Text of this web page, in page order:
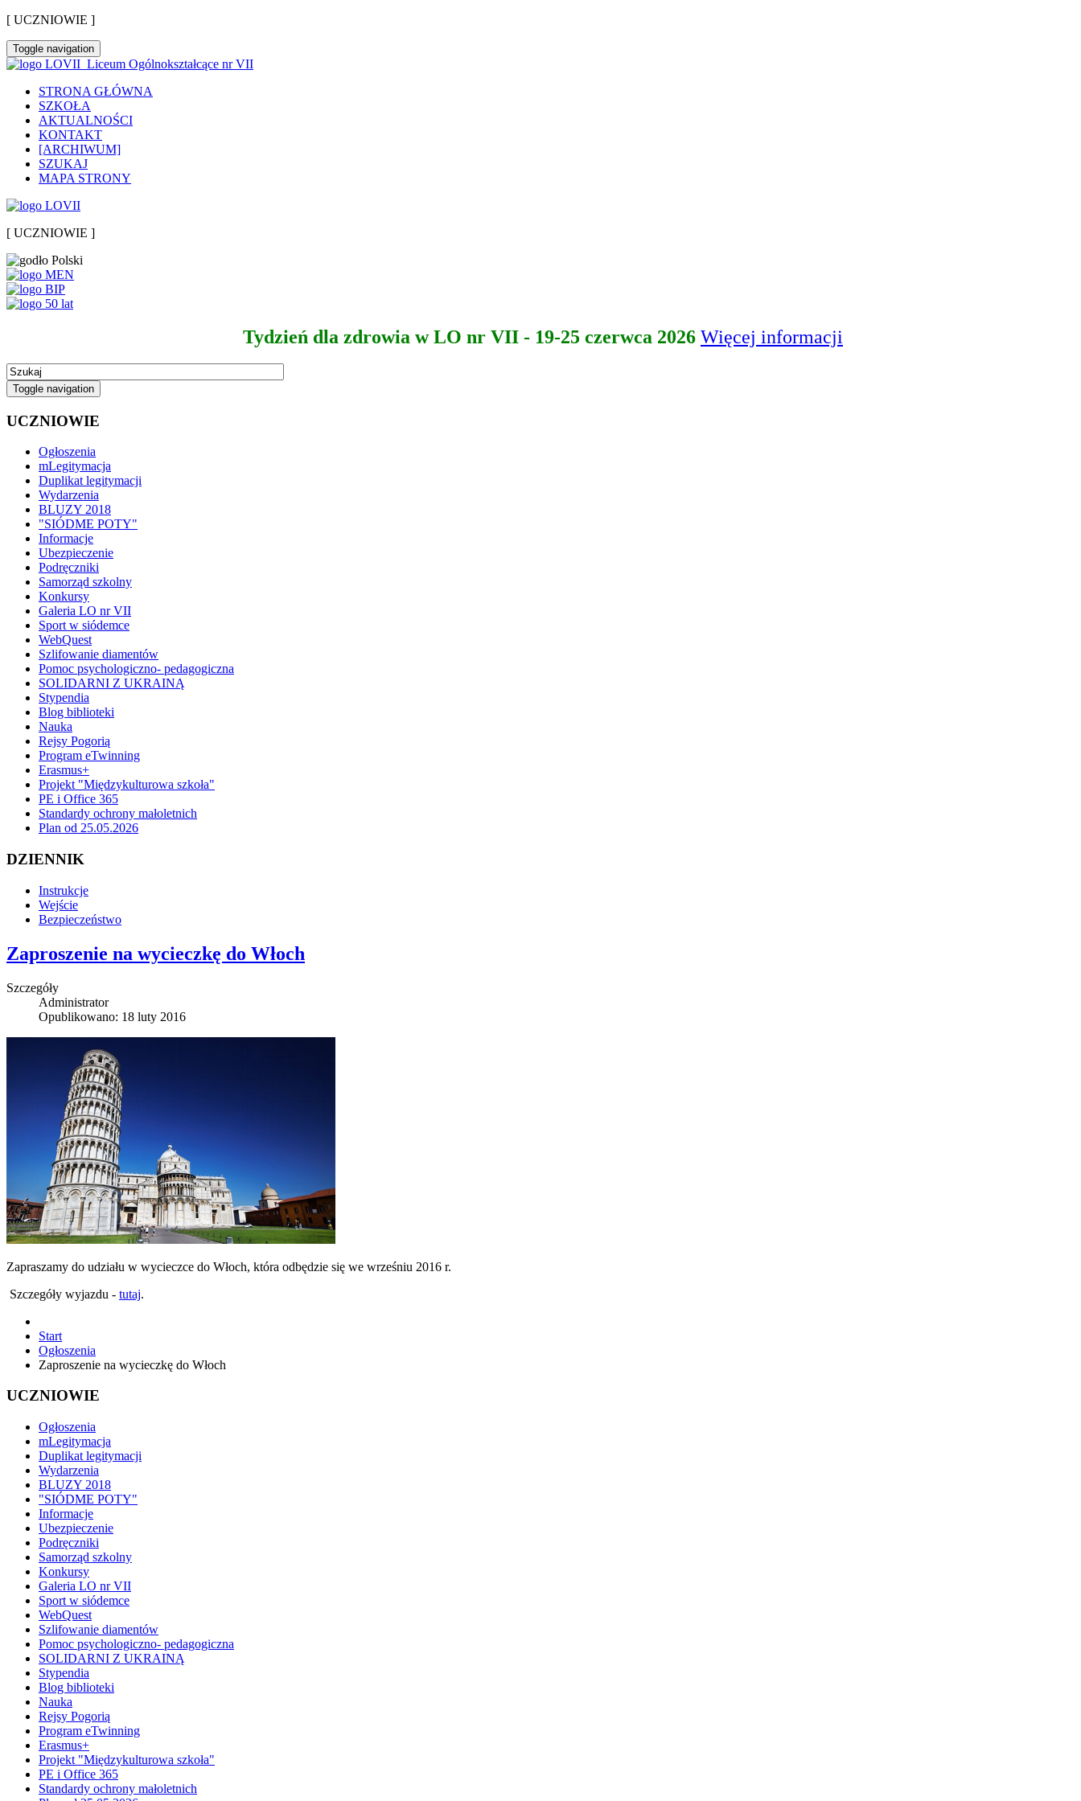
[ UCZNIOWIE ]
Toggle navigation
Liceum Ogólnokształcące nr VII
STRONA GŁÓWNA
SZKOŁA
AKTUALNOŚCI
KONTAKT
[ARCHIWUM]
SZUKAJ
MAPA STRONY
[ UCZNIOWIE ]
Tydzień dla zdrowia w LO nr VII - 19-25 czerwca 2026 Więcej informacji
Toggle navigation
UCZNIOWIE
Ogłoszenia
mLegitymacja
Duplikat legitymacji
Wydarzenia
BLUZY 2018
"SIÓDME POTY"
Informacje
Ubezpieczenie
Podręczniki
Samorząd szkolny
Konkursy
Galeria LO nr VII
Sport w siódemce
WebQuest
Szlifowanie diamentów
Pomoc psychologiczno- pedagogiczna
SOLIDARNI Z UKRAINĄ
Stypendia
Blog biblioteki
Nauka
Rejsy Pogorią
Program eTwinning
Erasmus+
Projekt "Międzykulturowa szkoła"
PE i Office 365
Standardy ochrony małoletnich
Plan od 25.05.2026
DZIENNIK
Instrukcje
Wejście
Bezpieczeństwo
Zaproszenie na wycieczkę do Włoch
Szczegóły
Administrator
Opublikowano: 18 luty 2016
Zapraszamy do udziału w wycieczce do Włoch, która odbędzie się we wrześniu 2016 r.
Szczegóły wyjazdu - tutaj.
Start
Ogłoszenia
Zaproszenie na wycieczkę do Włoch
UCZNIOWIE
Ogłoszenia
mLegitymacja
Duplikat legitymacji
Wydarzenia
BLUZY 2018
"SIÓDME POTY"
Informacje
Ubezpieczenie
Podręczniki
Samorząd szkolny
Konkursy
Galeria LO nr VII
Sport w siódemce
WebQuest
Szlifowanie diamentów
Pomoc psychologiczno- pedagogiczna
SOLIDARNI Z UKRAINĄ
Stypendia
Blog biblioteki
Nauka
Rejsy Pogorią
Program eTwinning
Erasmus+
Projekt "Międzykulturowa szkoła"
PE i Office 365
Standardy ochrony małoletnich